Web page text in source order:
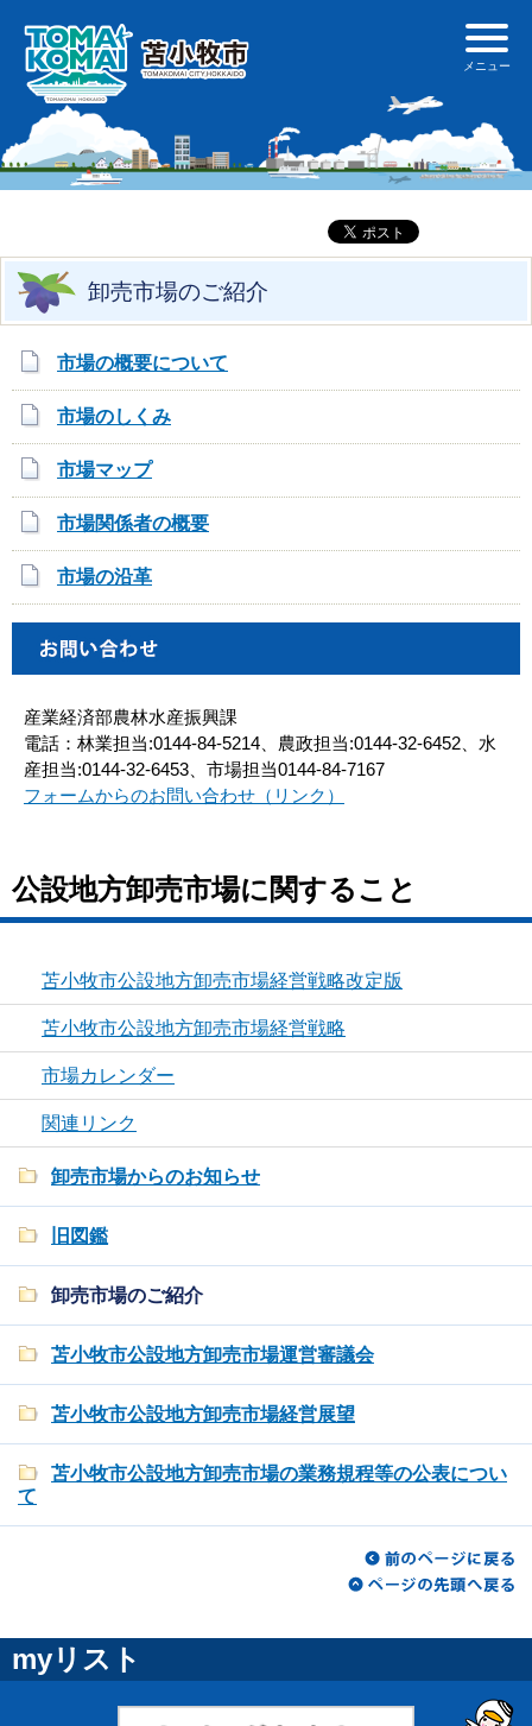
卸売市場のご紹介
市場の概要について
市場のしくみ
市場マップ
市場関係者の概要
市場の沿革
産業経済部農林水産振興課
電話：林業担当:0144-84-5214、農政担当:0144-32-6452、水
産担当:0144-32-6453、市場担当0144-84-7167
フォームからのお問い合わせ（リンク）
公設地方卸売市場に関すること
苫小牧市公設地方卸売市場経営戦略改定版
苫小牧市公設地方卸売市場経営戦略
市場カレンダー
関連リンク
卸売市場からのお知らせ
旧図鑑
卸売市場のご紹介
苫小牧市公設地方卸売市場運営審議会
苫小牧市公設地方卸売市場経営展望
苫小牧市公設地方卸売市場の業務規程等の公表につい
て
myリスト